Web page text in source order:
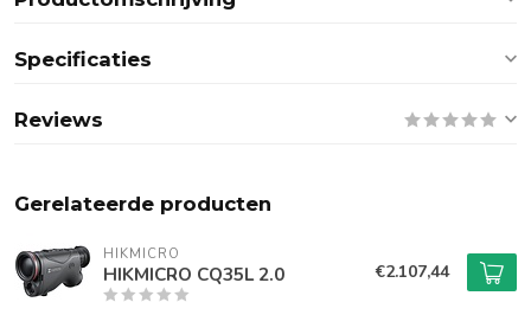
Specificaties
Reviews
Gerelateerde producten
HIKMICRO
HIKMICRO CQ35L 2.0 €2.107,44